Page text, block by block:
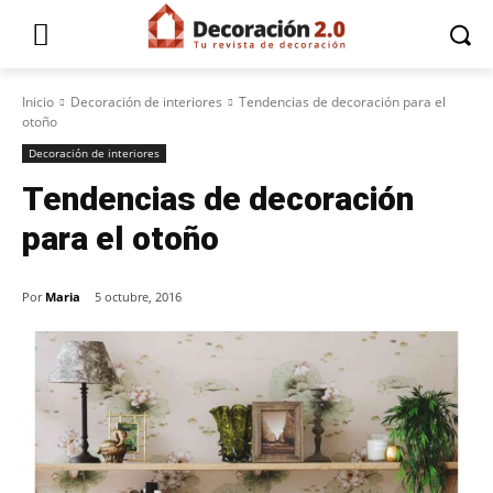
Inicio Decoración de interiores
Tendencias de decoración para el
otoño
Decoración de interiores
Tendencias de decoración
para el otoño
Por Maria 5 octubre, 2016